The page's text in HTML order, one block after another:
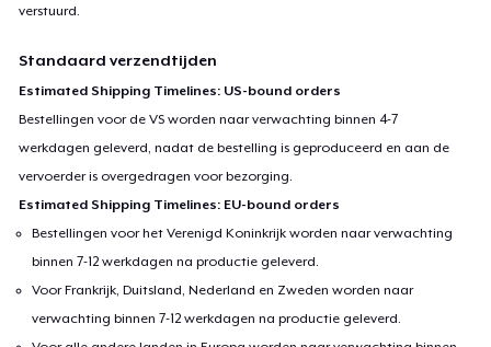
verstuurd.
Standaard verzendtijden
Estimated Shipping Timelines: US-bound orders
Bestellingen voor de VS worden naar verwachting binnen 4-7
werkdagen geleverd, nadat de bestelling is geproduceerd en aan de
vervoerder is overgedragen voor bezorging.
Estimated Shipping Timelines: EU-bound orders
Bestellingen voor het Verenigd Koninkrijk worden naar verwachting
binnen 7-12 werkdagen na productie geleverd.
Voor Frankrijk, Duitsland, Nederland en Zweden worden naar
verwachting binnen 7-12 werkdagen na productie geleverd.